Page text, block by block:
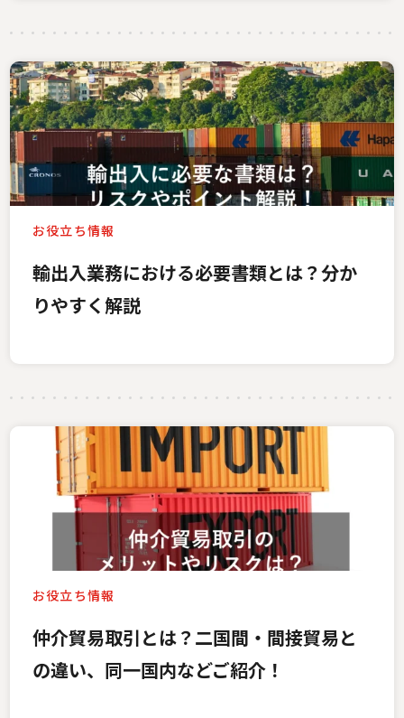
お役立ち情報
輸出入業務における必要書類とは？分か
りやすく解説
お役立ち情報
仲介貿易取引とは？二国間・間接貿易と
の違い、同一国内などご紹介！